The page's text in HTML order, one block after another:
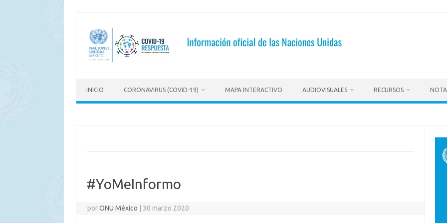
contenido
INICIO CORONAVIRUS (COVID-19) MAPA INTERACTIVO AUDIOVISUALES RECURSOS
#YoMeInformo
porONU México 30 marzo 2020